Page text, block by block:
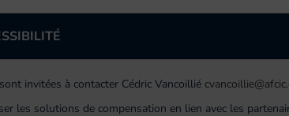
invitées à contacter Cédric Vancoillié
les solutions de compensation en lien avec les